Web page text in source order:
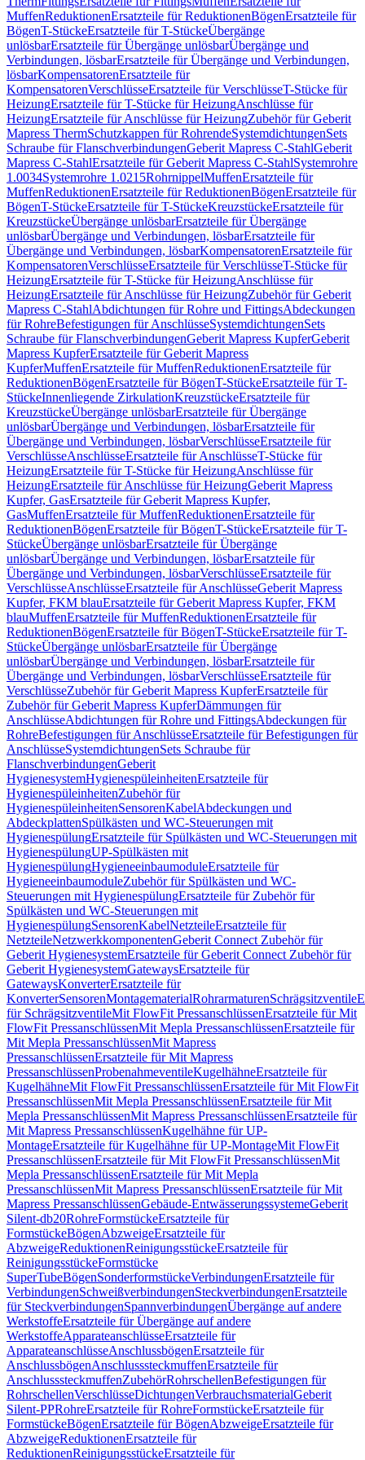
MuffenReduktionenErsatzteile für ReduktionenBögenErsatzteile für
BögenT-StückeErsatzteile für T-StückeÜbergänge
unlösbarErsatzteile für Übergänge unlösbarÜbergänge und
Verbindungen, lösbarErsatzteile für Übergänge und Verbindungen,
lösbarKompensatorenErsatzteile für
KompensatorenVerschlüsseErsatzteile für VerschlüsseT-Stücke für
HeizungErsatzteile für T-Stücke für HeizungAnschlüsse für
HeizungErsatzteile für Anschlüsse für HeizungZubehör für Geberit
Mapress ThermSchutzkappen für RohrendeSystemdichtungenSets
Schraube für FlanschverbindungenGeberit Mapress C-StahlGeberit
Mapress C-StahlErsatzteile für Geberit Mapress C-StahlSystemrohre
1.0034Systemrohre 1.0215RohrnippelMuffenErsatzteile für
MuffenReduktionenErsatzteile für ReduktionenBögenErsatzteile für
BögenT-StückeErsatzteile für T-StückeKreuzstückeErsatzteile für
KreuzstückeÜbergänge unlösbarErsatzteile für Übergänge
unlösbarÜbergänge und Verbindungen, lösbarErsatzteile für
Übergänge und Verbindungen, lösbarKompensatorenErsatzteile für
KompensatorenVerschlüsseErsatzteile für VerschlüsseT-Stücke für
HeizungErsatzteile für T-Stücke für HeizungAnschlüsse für
HeizungErsatzteile für Anschlüsse für HeizungZubehör für Geberit
Mapress C-StahlAbdichtungen für Rohre und FittingsAbdeckungen
für RohreBefestigungen für AnschlüsseSystemdichtungenSets
Schraube für FlanschverbindungenGeberit Mapress KupferGeberit
Mapress KupferErsatzteile für Geberit Mapress
KupferMuffenErsatzteile für MuffenReduktionenErsatzteile für
ReduktionenBögenErsatzteile für BögenT-StückeErsatzteile für T-
StückeInnenliegende ZirkulationKreuzstückeErsatzteile für
KreuzstückeÜbergänge unlösbarErsatzteile für Übergänge
unlösbarÜbergänge und Verbindungen, lösbarErsatzteile für
Übergänge und Verbindungen, lösbarVerschlüsseErsatzteile für
VerschlüsseAnschlüsseErsatzteile für AnschlüsseT-Stücke für
HeizungErsatzteile für T-Stücke für HeizungAnschlüsse für
HeizungErsatzteile für Anschlüsse für HeizungGeberit Mapress
Kupfer, GasErsatzteile für Geberit Mapress Kupfer,
GasMuffenErsatzteile für MuffenReduktionenErsatzteile für
ReduktionenBögenErsatzteile für BögenT-StückeErsatzteile für T-
StückeÜbergänge unlösbarErsatzteile für Übergänge
unlösbarÜbergänge und Verbindungen, lösbarErsatzteile für
Übergänge und Verbindungen, lösbarVerschlüsseErsatzteile für
VerschlüsseAnschlüsseErsatzteile für AnschlüsseGeberit Mapress
Kupfer, FKM blauErsatzteile für Geberit Mapress Kupfer, FKM
blauMuffenErsatzteile für MuffenReduktionenErsatzteile für
ReduktionenBögenErsatzteile für BögenT-StückeErsatzteile für T-
StückeÜbergänge unlösbarErsatzteile für Übergänge
unlösbarÜbergänge und Verbindungen, lösbarErsatzteile für
Übergänge und Verbindungen, lösbarVerschlüsseErsatzteile für
VerschlüsseZubehör für Geberit Mapress KupferErsatzteile für
Zubehör für Geberit Mapress KupferDämmungen für
AnschlüsseAbdichtungen für Rohre und FittingsAbdeckungen für
RohreBefestigungen für AnschlüsseErsatzteile für Befestigungen für
AnschlüsseSystemdichtungenSets Schraube für
FlanschverbindungenGeberit
HygienesystemHygienespüleinheitenErsatzteile für
HygienespüleinheitenZubehör für
HygienespüleinheitenSensorenKabelAbdeckungen und
AbdeckplattenSpülkästen und WC-Steuerungen mit
HygienespülungErsatzteile für Spülkästen und WC-Steuerungen mit
HygienespülungUP-Spülkästen mit
HygienespülungHygieneeinbaumoduleErsatzteile für
HygieneeinbaumoduleZubehör für Spülkästen und WC-
Steuerungen mit HygienespülungErsatzteile für Zubehör für
Spülkästen und WC-Steuerungen mit
HygienespülungSensorenKabelNetzteileErsatzteile für
NetzteileNetzwerkkomponentenGeberit Connect Zubehör für
Geberit HygienesystemErsatzteile für Geberit Connect Zubehör für
Geberit HygienesystemGatewaysErsatzteile für
GatewaysKonverterErsatzteile für
KonverterSensorenMontagematerialRohrarmaturenSchrägsitzventile
für SchrägsitzventileMit FlowFit PressanschlüssenErsatzteile für Mit
FlowFit PressanschlüssenMit Mepla PressanschlüssenErsatzteile für
Mit Mepla PressanschlüssenMit Mapress
PressanschlüssenErsatzteile für Mit Mapress
PressanschlüssenProbenahmeventileKugelhähneErsatzteile für
KugelhähneMit FlowFit PressanschlüssenErsatzteile für Mit FlowFit
PressanschlüssenMit Mepla PressanschlüssenErsatzteile für Mit
Mepla PressanschlüssenMit Mapress PressanschlüssenErsatzteile für
Mit Mapress PressanschlüssenKugelhähne für UP-
MontageErsatzteile für Kugelhähne für UP-MontageMit FlowFit
PressanschlüssenErsatzteile für Mit FlowFit PressanschlüssenMit
Mepla PressanschlüssenErsatzteile für Mit Mepla
PressanschlüssenMit Mapress PressanschlüssenErsatzteile für Mit
Mapress PressanschlüssenGebäude-EntwässerungssystemeGeberit
Silent-db20RohreFormstückeErsatzteile für
FormstückeBögenAbzweigeErsatzteile für
AbzweigeReduktionenReinigungsstückeErsatzteile für
ReinigungsstückeFormstücke
SuperTubeBögenSonderformstückeVerbindungenErsatzteile für
VerbindungenSchweißverbindungenSteckverbindungenErsatzteile
für SteckverbindungenSpannverbindungenÜbergänge auf andere
WerkstoffeErsatzteile für Übergänge auf andere
WerkstoffeApparateanschlüsseErsatzteile für
ApparateanschlüsseAnschlussbögenErsatzteile für
AnschlussbögenAnschlusssteckmuffenErsatzteile für
AnschlusssteckmuffenZubehörRohrschellenBefestigungen für
RohrschellenVerschlüsseDichtungenVerbrauchsmaterialGeberit
Silent-PPRohreErsatzteile für RohreFormstückeErsatzteile für
FormstückeBögenErsatzteile für BögenAbzweigeErsatzteile für
AbzweigeReduktionenErsatzteile für
ReduktionenReinigungsstückeErsatzteile für